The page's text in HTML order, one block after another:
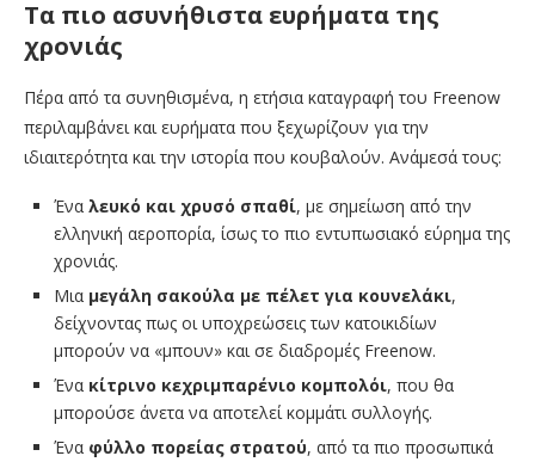
Τα πιο ασυνήθιστα ευρήματα της
χρονιάς
Πέρα από τα συνηθισμένα, η ετήσια καταγραφή του Freenow
περιλαμβάνει και ευρήματα που ξεχωρίζουν για την
ιδιαιτερότητα και την ιστορία που κουβαλούν. Ανάμεσά τους:
Ένα λευκό και χρυσό σπαθί, με σημείωση από την
ελληνική αεροπορία, ίσως το πιο εντυπωσιακό εύρημα της
χρονιάς.
Μια μεγάλη σακούλα με πέλετ για κουνελάκι,
δείχνοντας πως οι υποχρεώσεις των κατοικιδίων
μπορούν να «μπουν» και σε διαδρομές Freenow.
Ένα κίτρινο κεχριμπαρένιο κομπολόι, που θα
μπορούσε άνετα να αποτελεί κομμάτι συλλογής.
Ένα φύλλο πορείας στρατού, από τα πιο προσωπικά